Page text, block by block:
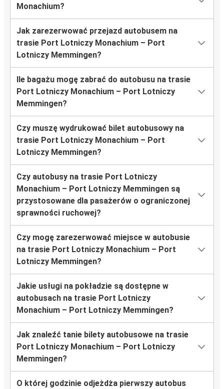
Monachium?
Jak zarezerwować przejazd autobusem na
trasie Port Lotniczy Monachium – Port
Lotniczy Memmingen?
Ile bagażu mogę zabrać do autobusu na trasie
Port Lotniczy Monachium – Port Lotniczy
Memmingen?
Czy muszę wydrukować bilet autobusowy na
trasie Port Lotniczy Monachium – Port
Lotniczy Memmingen?
Czy autobusy na trasie Port Lotniczy
Monachium – Port Lotniczy Memmingen są
przystosowane dla pasażerów o ograniczonej
sprawności ruchowej?
Czy mogę zarezerwować miejsce w autobusie
na trasie Port Lotniczy Monachium – Port
Lotniczy Memmingen?
Jakie usługi na pokładzie są dostępne w
autobusach na trasie Port Lotniczy
Monachium – Port Lotniczy Memmingen?
Jak znaleźć tanie bilety autobusowe na trasie
Port Lotniczy Monachium – Port Lotniczy
Memmingen?
O której godzinie odjeżdża pierwszy autobus